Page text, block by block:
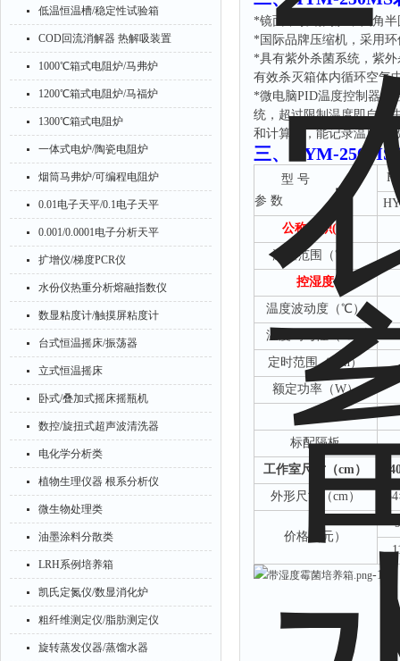
低温恒温槽/稳定性试验箱
COD回流消解器 热解吸装置
1000℃箱式电阻炉/马弗炉
1200℃箱式电阻炉/马福炉
1300℃箱式电阻炉
一体式电炉/陶瓷电阻炉
烟筒马弗炉/可编程电阻炉
0.01电子天平/0.1电子天平
0.001/0.0001电子分析天平
扩增仪/梯度PCR仪
水份仪热重分析熔融指数仪
数显粘度计/触摸屏粘度计
台式恒温摇床/振荡器
立式恒温摇床
卧式/叠加式摇床摇瓶机
数控/旋扭式超声波清洗器
电化学分析类
植物生理仪器 根系分析仪
微生物处理类
油墨涂料分散类
LRH系例培养箱
凯氏定氮仪/数显消化炉
粗纤维测定仪/脂肪测定仪
旋转蒸发仪器/蒸馏水器
*镜面不锈钢内胆，四角
*国际品牌压缩机，采用
*具有紫外杀菌系统，紫
有效杀灭箱体内循环空气
*微电脑PID温度控制器，
统，超过限制温度即自动
和计算机，能记录温度参
三、 HYM-
型 号
参 数
公称容积(L)
温控范围（℃）
控湿度
温度波动度（℃）
温度均匀性（
定时范围（ min）
额定功率（W）
标配隔板
工作室尺寸（cm） 4
外形尺寸（cm）
价格（元）
-14-